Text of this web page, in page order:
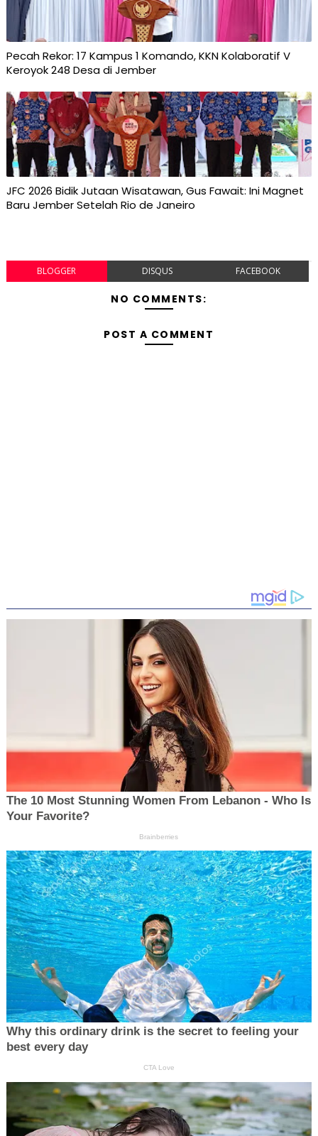
Pecah Rekor: 17 Kampus 1 Komando, KKN Kolaboratif V
Keroyok 248 Desa di Jember
JFC 2026 Bidik Jutaan Wisatawan, Gus Fawait: Ini Magnet
Baru Jember Setelah Rio de Janeiro
BLOGGER DISQUS FACEBOOK
NO COMMENTS:
POST A COMMENT